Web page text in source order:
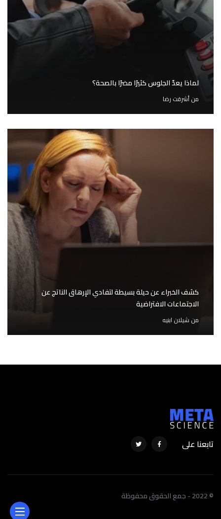
لماذا يعدّ الجلوس كثيرًا مضرًا بالصحة؟
منأشرقت رضا
كشف الخبراء عن حيلة بسيطة لتفادي الإرهاق الناتج عن
الاجتماعات الافتراضية
من شيلان ابنيه
تابعنا على
© 2022 - جمع الحقوق محفوظة